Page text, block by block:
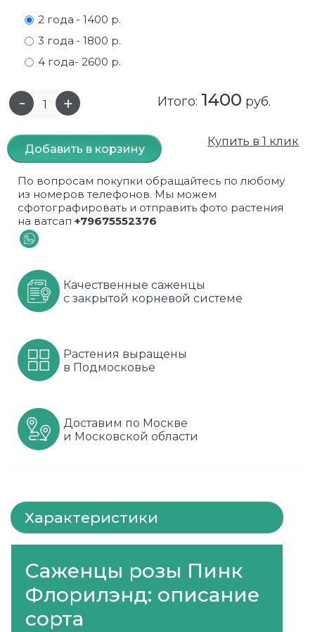
Самшит
Форзиция
Шиповник декоративный красный
Шиповник декоративный, белый
Юкка
Малиновое дерево
Облепиха высокорослая, раскидистая
Орех (Фундук)
Персики
Сливы
Черемуховое дерева
Черешни
Шарафуга
Шелковица
Кизил
На штамбе
Облепиха
Оптом
От производителя
Рябина красная
Рябина черноплодная
Смородина
Сортовые
Шиповник
Мускусные
Пионовидные
Плетистые
Почвопокровные
разноцветные
Розовые розы
Розы фиолетовые
Сиреневые
Спрей
Чайно гибридные
2 года - 1400 р.
3 года - 1800 р.
4 года- 2600 р.
Итого: 1400 руб.
Добавить в корзину
Купить в 1 клик
По вопросам покупки обращайтесь по любому
из номеров телефонов. Мы можем
сфотографировать и отправить фото растения
на ватсап +79675552376
Качественные саженцы
с закрытой корневой системе
Растения выращены
в Подмосковье
Доставим по Москве
и Московской области
Характеристики
Саженцы розы Пинк
Флорилэнд: описание
сорта